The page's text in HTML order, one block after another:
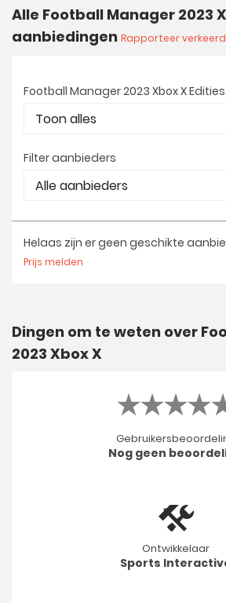
Alle Football Manager 2023
aanbiedingen Rapporteer
Football Manager 2023 Xbox X Edities
Filter aanbieders
Helaas zijn er geen geschikte
Prijs melden
Dingen om te weten over
2023 Xbox X
Nog geen
Ontwikkelaar
Sports